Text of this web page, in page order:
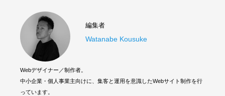
編集者
Watanabe Kousuke
Webデザイナー／制作者。
中小企業・個人事業主向けに、集客と運用を意識したWebサイト制作を行
っています。